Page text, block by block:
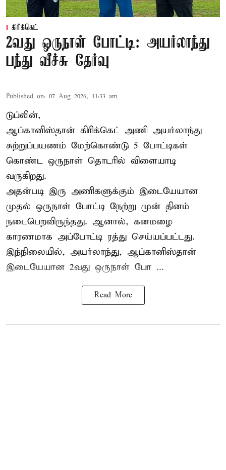
கிரிக்கெட்
2வது ஒருநாள் போட்டி: அயர்லாந்து
பந்து வீச்சு தேர்வு
Published on: 07 Aug 2026, 11:33 am
டுப்லின்,
ஆப்கானிஸ்தான் கிரிக்கெட் அணி அயர்லாந்து
சுற்றுப்பயணம் மேற்கொண்டு 5 போட்டிகள்
கொண்ட ஒருநாள் தொடரில் விளையாடி
வருகிறது.
அதன்படி இரு அணிகளுக்கும் இடையேயான
முதல் ஒருநாள் போட்டி நேற்று முன் தினம்
நடைபெறவிருந்தது. ஆனால், கனமழை
காரணமாக அப்போட்டி ரத்து செய்யப்பட்டது.
இந்நிலையில், அயர்லாந்து, ஆப்கானிஸ்தான்
இடையேயான 2வது ஒருநாள் போ ...
Read More